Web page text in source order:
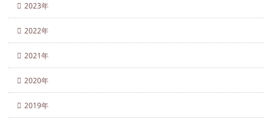
2023年
2022年
2021年
2020年
2019年